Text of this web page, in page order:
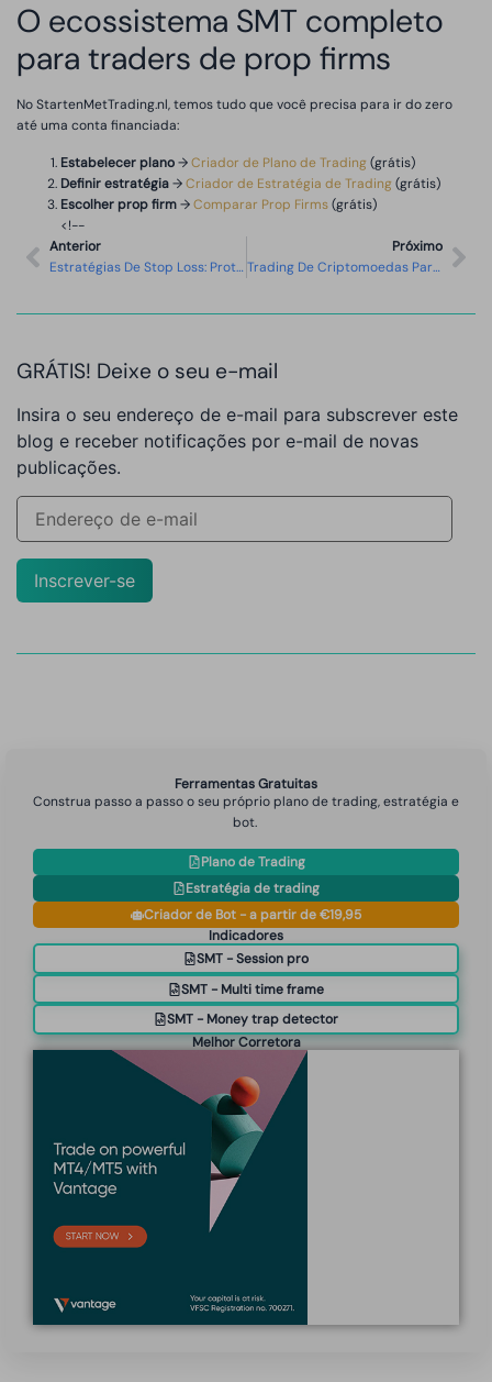
O ecossistema SMT completo
para traders de prop firms
No StartenMetTrading.nl, temos tudo que você precisa para ir do zero
até uma conta financiada:
Estabelecer plano→Criador de Plano de Trading(grátis)
Definir estratégia→Criador de Estratégia de Trading(grátis)
Escolher prop firm→Comparar Prop Firms(grátis)
<!--
Anterior
Estratégias De Stop Loss: Proteja Seu Capital Como Um Profissional
Próximo
Trading De Criptomoedas Para Iniciantes: Tudo O Que Precisa De Saber
GRÁTIS! Deixe o seu e-mail
Insira o seu endereço de e-mail para subscrever este
blog e receber notificações por e-mail de novas
publicações.
Inscrever-se
Ferramentas Gratuitas
Construa passo a passo o seu próprio plano de trading, estratégia e
bot.
Plano de Trading
Estratégia de trading
Criador de Bot - a partir de €19,95
Indicadores
SMT - Session pro
SMT - Multi time frame
SMT - Money trap detector
Melhor Corretora